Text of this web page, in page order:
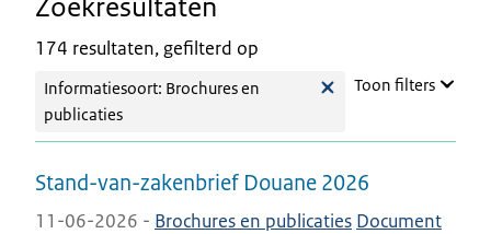
174 resultaten, gefilterd op
Informatiesoort: Brochures en
publicaties
Toon filters
Stand-van-zakenbrief Douane 2026
11-06-2026 - Brochures en publicaties Document